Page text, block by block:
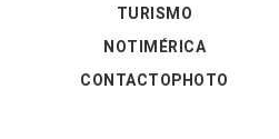
TURISMO
NOTIMÉRICA
CONTACTOPHOTO